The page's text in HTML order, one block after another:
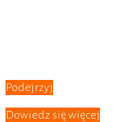
Podejrzyj
Dowiedz się więcej